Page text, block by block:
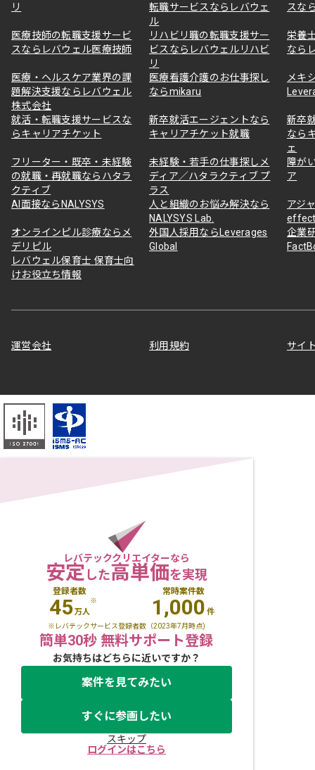
リ
転職サービスならレバウェ
ル
スな
医療技師の転職支援サービ
スならレバウェル医療技師
リハビリ職の転職支援サー
ビスならレバウェルリハビ
リ
栄養
なら
医療・ヘルスケア業界の課
題解決支援ならレバウェル
株式会社
医療看護介護のお仕事探し
ならmikaru
メキ
就活・転職支援サービスな
らキャリアチケット
新卒就活エージェントなら
キャリアチケット就職
新卒
なら
ェ
フリーター・既卒・未経験
の就職・再就職ならハタラ
クティブ
未経験・若手の仕事探しメ
ディア／ハタラクティブ プ
ラス
障が
ア
AI面接ならNALYSYS
人と組織のお悩み解決なら
NALYSYS Lab.
アジ
オンラインピル診療ならメ
デリピル
外国人採用ならLeverages
Global
企業
レバウェル保育士 保育士向
けお役立ち情報
運営会社 利用規約 サイ
レバテッククリエイターなら
安定した高単価を実現
登録者数
45万人
※
常時案件数
1,000 件
※レバテックサービス登録者数（2023年7月時点)
簡単30秒 無料サポート登録
お気持ちはどちらに近いですか？
案件を見てみたい
すぐに参画したい
スキップ
ログインはこちら